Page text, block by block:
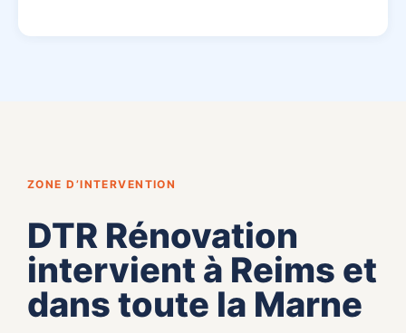
ZONE D’INTERVENTION
DTR Rénovation
intervient à Reims et
dans toute la Marne